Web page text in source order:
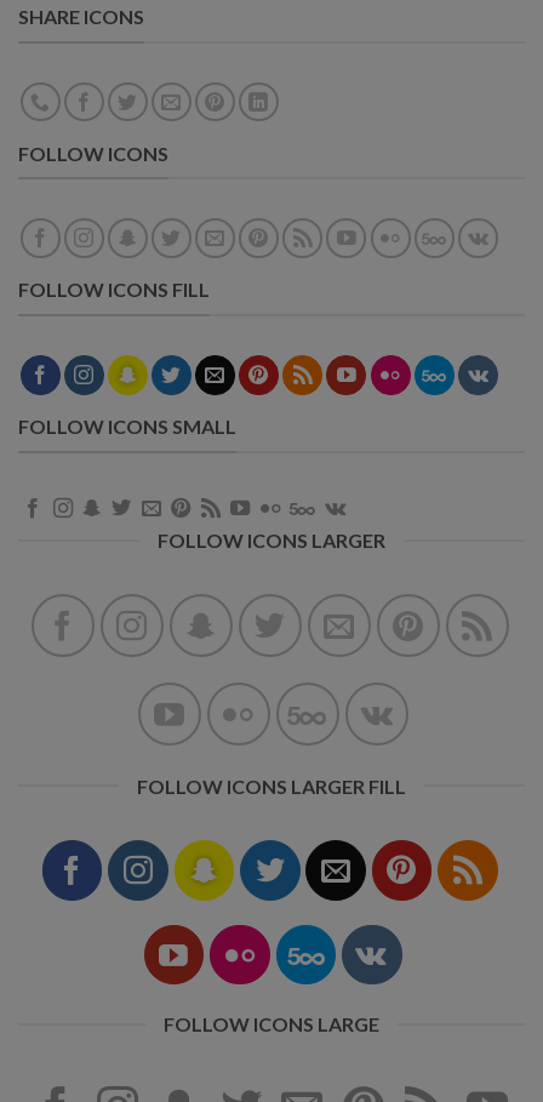
SHARE ICONS
FOLLOW ICONS
FOLLOW ICONS FILL
FOLLOW ICONS SMALL
FOLLOW ICONS LARGER
FOLLOW ICONS LARGER FILL
FOLLOW ICONS LARGE